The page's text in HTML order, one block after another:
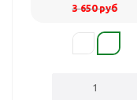
3 650руб